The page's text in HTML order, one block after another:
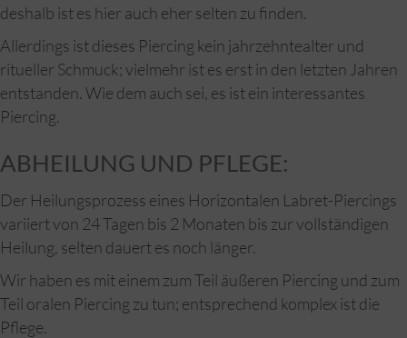
deshalb ist es hier auch eher selten zu finden.
Allerdings ist dieses Piercing kein jahrzehntealter und
ritueller Schmuck; vielmehr ist es erst in den letzten Jahren
entstanden. Wie dem auch sei, es ist ein interessantes
Piercing.
ABHEILUNG UND PFLEGE:
Der Heilungsprozess eines Horizontalen Labret-Piercings
variiert von 24 Tagen bis 2 Monaten bis zur vollständigen
Heilung, selten dauert es noch länger.
Wir haben es mit einem zum Teil äußeren Piercing und zum
Teil oralen Piercing zu tun; entsprechend komplex ist die
Pflege.